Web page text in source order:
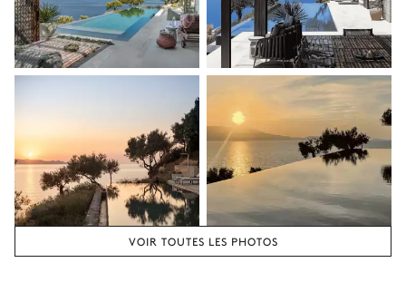
VOIR TOUTES LES PHOTOS